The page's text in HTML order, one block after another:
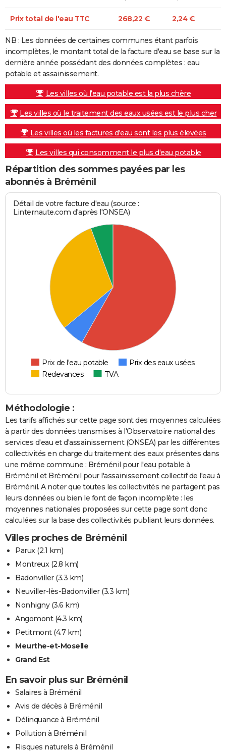
Prix total de l'eau TTC 268,22 € 2,24 €
NB : Les données de certaines communes étant parfois
incomplètes, le montant total de la facture d'eau se base sur la
dernière année possédant des données complètes : eau
potable et assainissement.
Les villes où l'eau potable est la plus chère
Les villes où le traitement des eaux usées est le plus cher
Les villes où les factures d'eau sont les plus élevées
Les villes qui consomment le plus d'eau potable
Répartition des sommes payées par les
abonnés à Bréménil
Détail de votre facture d'eau (source :
Linternaute.com d'après l'ONSEA)
Prix de l'eau potable
Prix des eaux usées
Redevances
TVA
Méthodologie :
Les tarifs affichés sur cette page sont des moyennes calculées
à partir des données transmises à l'Observatoire national des
services d'eau et d'assainissement (ONSEA) par les différentes
collectivités en charge du traitement des eaux présentes dans
une même commune : Bréménil pour l'eau potable à
Bréménil et Bréménil pour l'assainissement collectif de l'eau à
Bréménil. A noter que toutes les collectivités ne partagent pas
leurs données ou bien le font de façon incomplète : les
moyennes nationales proposées sur cette page sont donc
calculées sur la base des collectivités publiant leurs données.
Villes proches de Bréménil
Parux(2.1 km)
Montreux(2.8 km)
Badonviller(3.3 km)
Neuviller-lès-Badonviller(3.3 km)
Nonhigny(3.6 km)
Angomont(4.3 km)
Petitmont(4.7 km)
Meurthe-et-Moselle
Grand Est
En savoir plus sur Bréménil
Salaires à Bréménil
Avis de décès à Bréménil
Délinquance à Bréménil
Pollution à Bréménil
Risques naturels à Bréménil